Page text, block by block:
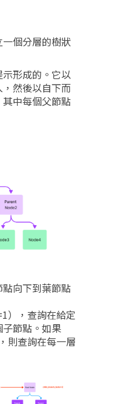
個分層的樹狀
形成的。它以
然後以自下而
中每個父節點
向下到葉節點
），查詢在給定
節點。如果
則查詢在每一層